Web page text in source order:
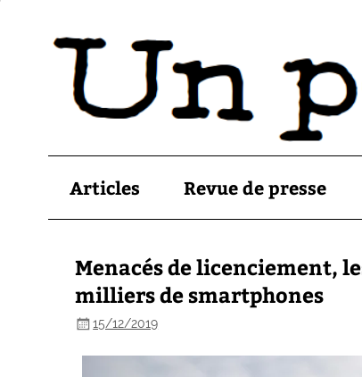
Articles Revue de presse
Menacés de licenciement,
milliers de smartphones
15/12/2019